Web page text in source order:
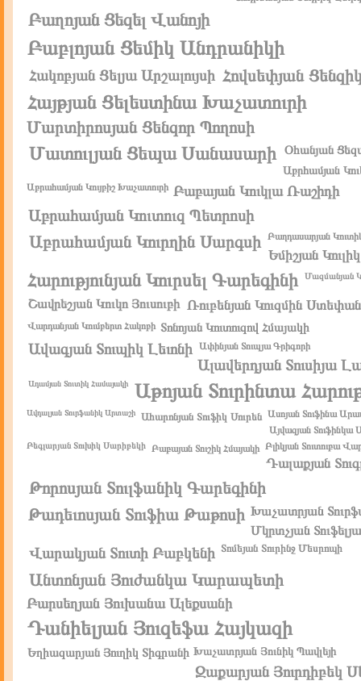
Բաղոյան Ցեզել Վանոյի
Բաբլոյան Ցեմիկ Անդրանիկի
Հակոբյան Ցելյա Արշալույսի Հովսեփյան
Հայթյան Ցելեստինա Խաչատուրի
Մարտիրոսյան Ցենզոր Պողոսի
Մատուլյան Ցեպա Սանասարի Օհանյան
Աբրհամյան
Աբրահամյան Կույբիշ Խաչատուրի Բաբայան Կուկլա Ռաշիդի
Աբրահամյան Կուտուզ Պետրոսի
Աբրահամյան Կուրղին Սարգսի Բաղդասարյան
Եմիշյան
Հարությունյան Կուրսել Գարեգինի Մազմանյան
Շավրեշյան Կուկո Յուսուբի Ռուբենյան Կուզմին
Վարդանյան Կումբերտ Հակոբի Տոնոյան Կուտուզով Հմայակի
Ավագյան Տուպիկ Լեւոնի Ափինյան Տուպյա Գրիգորի
Ալավերդյան Տուսիյա
Ադամյան Տուտիկ Համայակի Աթոյան Տուրինտա
Ավդալյան Տուրֆանիկ Արտաշի Ահարոնյան Տուֆիկ Սուրեն Ասոյան Տուֆինա
Այվազյան Տուֆինկա
Բեգլարյան Տուխիկ Սարիբեկի Բաբայան Տուշիկ Հմայակի Բլիկյան Տուտուբա
Դալաքյան
Թորոսյան Տուլֆանիկ Գարեգինի
Թադեւոսյան Տուֆիա Թաթոսի Խաչատրյան
Մկրտչյան
Վարակյան Տուտի Բաբկենի Տոմեյան Տուրինջ Մեսրոպի
Անտոնյան Յուժանկա Կարապետի
Բարսեղյան Յուխանա Ալեքսանի
Դանիելյան Յուզեֆա Հայկազի
Եղիազարյան Յուղիկ Տիգրանի Խաչատրյան Յունիկ Պավլեյի
Զաքարյան Յուրդիբեկ